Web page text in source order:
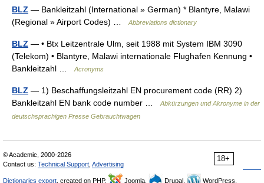
BLZ — Bankleitzahl (International » German) * Blantyre, Malawi
(Regional » Airport Codes) …
Abbreviations dictionary
BLZ — • Btx Leitzentrale Ulm, seit 1988 mit System IBM 3090
(Telekom) • Blantyre, Malawi internationale Flughafen Kennung •
Bankleitzahl …
Acronyms
BLZ — 1) Beschaffungsleitzahl EN procurement code (RR) 2)
Bankleitzahl EN bank code number …
Abkürzungen und Akronyme in der
deutschsprachigen Presse Gebrauchtwagen
18+
© Academic, 2000-2026
Contact us: Technical Support Advertising
Dictionaries export , created on PHP, Joomla, Drupal, WordPress,